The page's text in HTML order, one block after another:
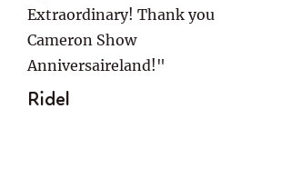
Extraordinary! Thank you
Cameron Show
Anniversaireland!"
Ridel